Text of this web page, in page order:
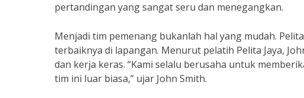
pertandingan yang sangat seru dan menegangkan.
Menjadi tim pemenang bukanlah hal yang mudah.
terbaiknya di lapangan. Menurut pelatih Pelita Jaya,
dan kerja keras. “Kami selalu berusaha untuk
tim ini luar biasa,” ujar John Smith.